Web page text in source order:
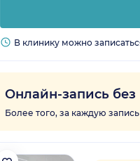
В клинику можно
Онлайн-запись
Более того, за каждую